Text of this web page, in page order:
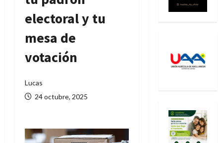
electoral y tu
mesa de
votación
Lucas
24 octubre, 2025